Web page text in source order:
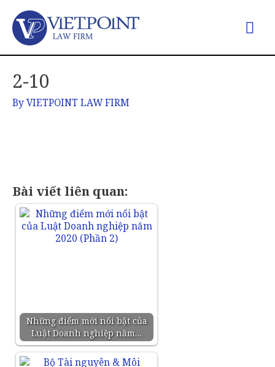
2-10
ByVIETPOINT LAW FIRM
Bài viết liên quan:
Những điểm mới nổi bật của
Luật Doanh nghiệp năm…